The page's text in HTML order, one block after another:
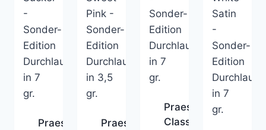
Praesten
Praesten
Praesten
Classic